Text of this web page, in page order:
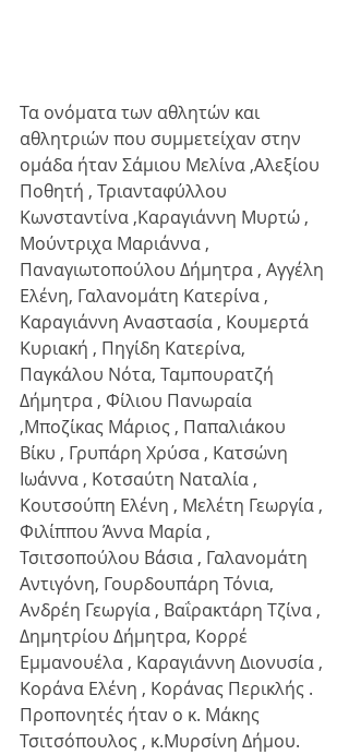
Τα ονόματα των αθλητών και
αθλητριών που συμμετείχαν στην
ομάδα ήταν Σάμιου Μελίνα ,Αλεξίου
Ποθητή , Τριανταφύλλου
Κωνσταντίνα ,Καραγιάννη Μυρτώ ,
Μούντριχα Μαριάννα ,
Παναγιωτοπούλου Δήμητρα , Αγγέλη
Ελένη, Γαλανομάτη Κατερίνα ,
Καραγιάννη Αναστασία , Κουμερτά
Κυριακή , Πηγίδη Κατερίνα,
Παγκάλου Νότα, Ταμπουρατζή
Δήμητρα , Φίλιου Πανωραία
,Μποζίκας Μάριος , Παπαλιάκου
Βίκυ , Γρυπάρη Χρύσα , Κατσώνη
Ιωάννα , Κοτσαύτη Ναταλία ,
Κουτσούπη Ελένη , Μελέτη Γεωργία ,
Φιλίππου Άννα Μαρία ,
Τσιτσοπούλου Βάσια , Γαλανομάτη
Αντιγόνη, Γουρδουπάρη Τόνια,
Ανδρέη Γεωργία , Βαΐρακτάρη Τζίνα ,
Δημητρίου Δήμητρα, Κορρέ
Εμμανουέλα , Καραγιάννη Διονυσία ,
Κοράνα Ελένη , Κοράνας Περικλής .
Προπονητές ήταν ο κ. Μάκης
Τσιτσόπουλος , κ.Μυρσίνη Δήμου.